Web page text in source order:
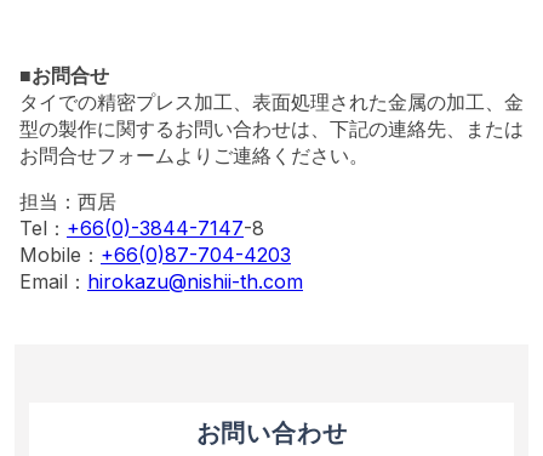
■お問合せ
タイでの精密プレス加工、表面処理された金属の加工、金
型の製作に関するお問い合わせは、下記の連絡先、または
お問合せフォームよりご連絡ください。
担当：西居
Tel： +66(0)-3844-7147-8
Mobile： +66(0)87-704-4203
Email： hirokazu@nishii-th.com
お問い合わせ